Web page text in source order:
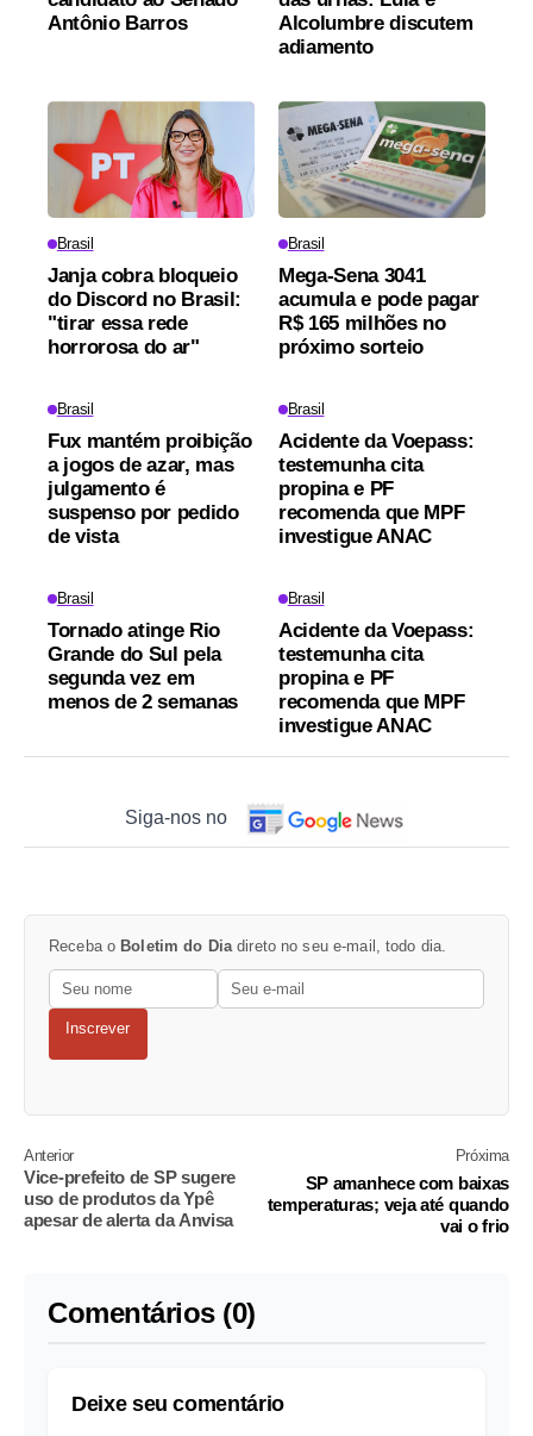
Antônio Barros
Alcolumbre discutem
adiamento
Brasil
Janja cobra bloqueio
do Discord no Brasil:
"tirar essa rede
horrorosa do ar"
Brasil
Mega-Sena 3041
acumula e pode pagar
R$ 165 milhões no
próximo sorteio
Brasil
Fux mantém proibição
a jogos de azar, mas
julgamento é
suspenso por pedido
de vista
Brasil
Acidente da Voepass:
testemunha cita
propina e PF
recomenda que MPF
investigue ANAC
Brasil
Tornado atinge Rio
Grande do Sul pela
segunda vez em
menos de 2 semanas
Brasil
Acidente da Voepass:
testemunha cita
propina e PF
recomenda que MPF
investigue ANAC
Siga-nos no
Receba o Boletim do Diadireto no seu e-mail, todo dia.
Inscrever
Anterior
Vice-prefeito de SP sugere
uso de produtos da Ypê
apesar de alerta da Anvisa
Próxima
SP amanhece com baixas
temperaturas; veja até quando
vai o frio
Comentários (0)
Deixe seu comentário